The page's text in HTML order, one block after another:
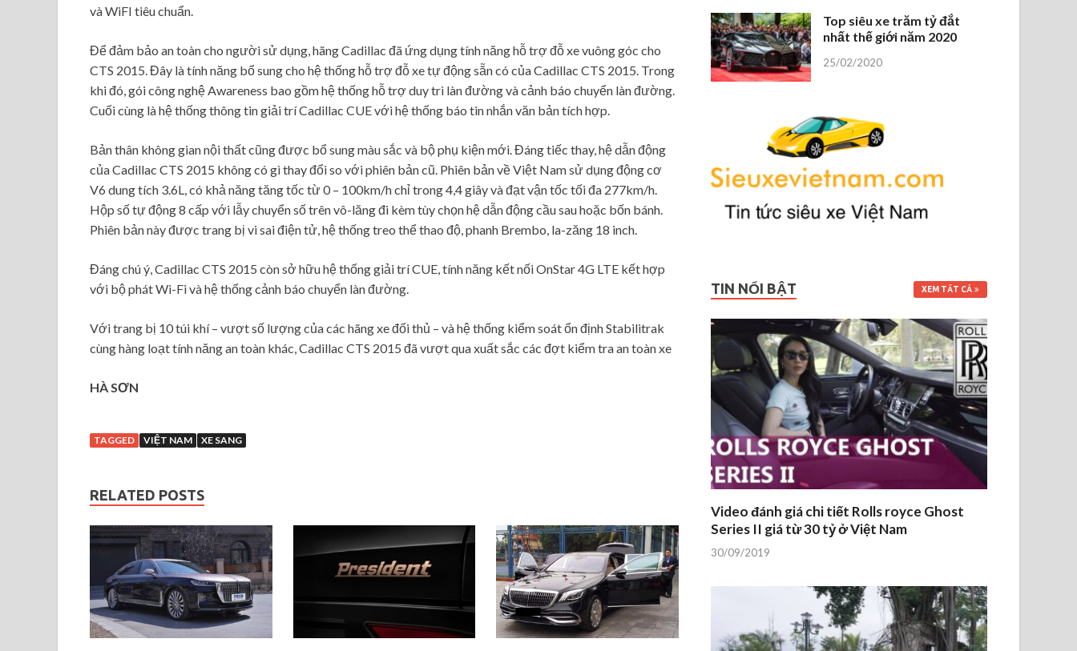
và WiFI tiêu chuẩn.
Để đảm bảo an toàn cho người sử dụng, hãng Cadillac đã ứng dụng tính năng hỗ trợ đỗ xe vuông góc cho
CTS 2015. Đây là tính năng bổ sung cho hệ thống hỗ trợ đỗ xe tự động sẵn có của Cadillac CTS 2015. Trong
khi đó, gói công nghệ Awareness bao gồm hệ thống hỗ trợ duy trì làn đường và cảnh báo chuyển làn đường.
Cuối cùng là hệ thống thông tin giải trí Cadillac CUE với hệ thống báo tin nhắn văn bản tích hợp.
Bản thân không gian nội thất cũng được bổ sung màu sắc và bộ phụ kiện mới. Đáng tiếc thay, hệ dẫn động
của Cadillac CTS 2015 không có gì thay đổi so với phiên bản cũ. Phiên bản về Việt Nam sử dụng động cơ
V6 dung tích 3.6L, có khả năng tăng tốc từ 0 – 100km/h chỉ trong 4,4 giây và đạt vận tốc tối đa 277km/h.
Hộp số tự động 8 cấp với lẫy chuyển số trên vô-lăng đi kèm tùy chọn hệ dẫn động cầu sau hoặc bốn bánh.
Phiên bản này được trang bị vi sai điện tử, hệ thống treo thể thao độ, phanh Brembo, la-zăng 18 inch.
Đáng chú ý, Cadillac CTS 2015 còn sở hữu hệ thống giải trí CUE, tính năng kết nối OnStar 4G LTE kết hợp
với bộ phát Wi-Fi và hệ thống cảnh báo chuyển làn đường.
Với trang bị 10 túi khí – vượt số lượng của các hãng xe đối thủ – và hệ thống kiểm soát ổn định Stabilitrak
cùng hàng loạt tính năng an toàn khác, Cadillac CTS 2015 đã vượt qua xuất sắc các đợt kiểm tra an toàn xe
HÀ SƠN
TAGGED VIỆT NAM XE SANG
RELATED POSTS
Top siêu xe trăm tỷ đắt
nhất thế giới năm 2020
25/02/2020
TIN NỔI BẬT XEM TẤT CẢ
Video đánh giá chi tiết Rolls royce Ghost
Series II giá từ 30 tỷ ở Việt Nam
30/09/2019